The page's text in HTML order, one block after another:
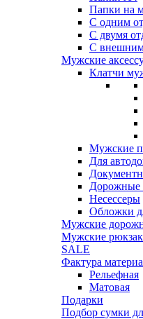
Папки на
С одним
С двумя
С
Мужские
Клатчи
Мужские
Для
Дорожные
Несессеры
Обложки
Мужские
Мужские
SALE
Фактура
Рельефная
Матовая
Подарки
Подбор сумки